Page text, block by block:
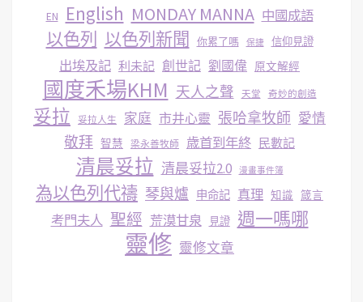
EN English MONDAY MANNA 中國成語
以色列 以色列新聞 你累了嗎 保捷 信仰見證
出埃及記 利未記 創世記 劉國偉 原文解經
國度禾場KHM 天人之聲 天堂 奇妙的創造
妥拉 妥拉人生 家庭 市井心靈 張哈拿牧師 愛情
敬拜 智慧 梁永善牧師 歳首到年終 民數記
清晨妥拉 清晨妥拉2.0 漫畫事件簿
為以色列代禱 琴與爐 申命記 真理 知識 箴言
考門夫人 聖經 荒漠甘泉 見證 週一嗎哪
靈修 靈修文章